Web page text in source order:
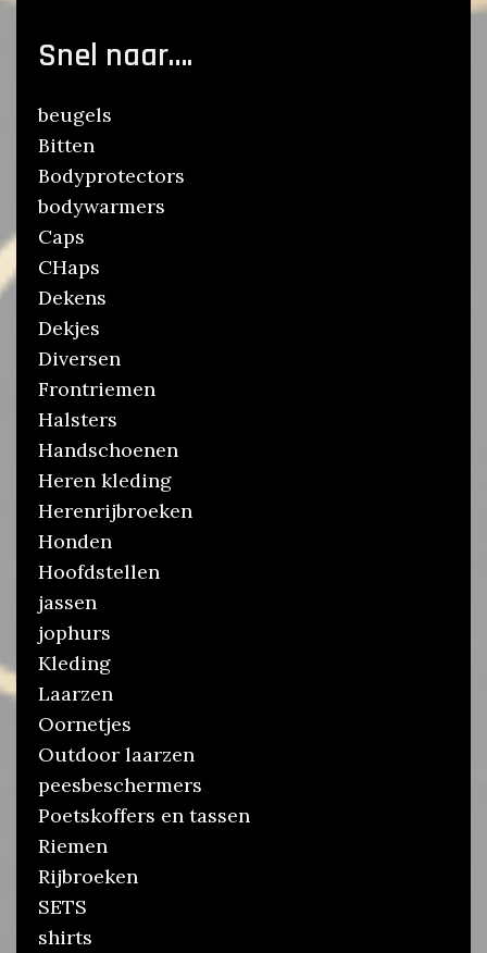
Snel naar….
beugels
Bitten
Bodyprotectors
bodywarmers
Caps
CHaps
Dekens
Dekjes
Diversen
Frontriemen
Halsters
Handschoenen
Heren kleding
Herenrijbroeken
Honden
Hoofdstellen
jassen
jophurs
Kleding
Laarzen
Oornetjes
Outdoor laarzen
peesbeschermers
Poetskoffers en tassen
Riemen
Rijbroeken
SETS
shirts